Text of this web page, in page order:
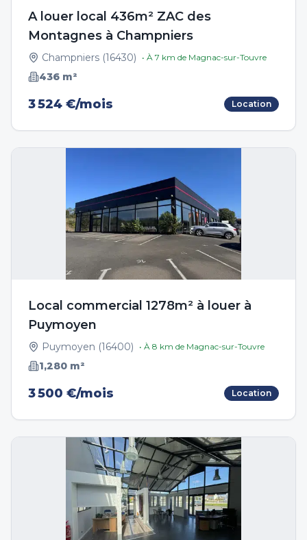
A louer local 436m² ZAC des
Montagnes à Champniers
Champniers (16430) • À 7 km de Magnac-sur-Touvre
436 m²
3 524 €/mois Location
Local commercial 1278m² à louer à
Puymoyen
Puymoyen (16400) • À 8 km de Magnac-sur-Touvre
1,280 m²
3 500 €/mois Location